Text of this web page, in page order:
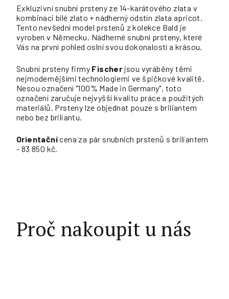
Exkluzivní snubní prsteny ze 14-karátového zlata v
kombinaci bílé zlato + nádherný odstín zlata apricot.
Tento nevšední model prstenů z kolekce Bald je
vyroben v Německu. Nádherné snubní prsteny, které
Vás na první pohled oslní svou dokonalostí a krásou.
Snubní prsteny firmy Fischer jsou vyráběny těmi
nejmodernějšími technologiemi ve špičkové kvalitě.
Nesou označení "100% Made in Germany", toto
označení zaručuje nejvyšší kvalitu práce a použitých
materiálů. Prsteny lze objednat pouze s briliantem
nebo bez briliantu.
Orientačnícena za pár snubních prstenů s briliantem
- 83 850 kč.
Proč nakoupit u nás